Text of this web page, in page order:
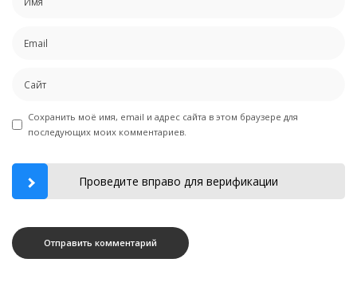
Сохранить моё имя, email и адрес сайта в этом браузере для
последующих моих комментариев.
Проведите вправо для верификации